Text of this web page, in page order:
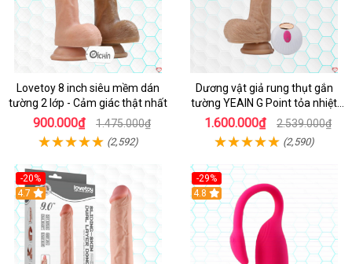
Lovetoy 8 inch siêu mềm dán
tường 2 lớp - Cảm giác thật nhất
900.000₫ 1.475.000₫
(2,592)
Dương vật giả rung thụt gắn
tường YEAIN G Point tỏa nhiệt
điều khiển từ xa
1.600.000₫ 2.539.000₫
(2,590)
-20%
Hot
4.7
-29%
Hot
4.8